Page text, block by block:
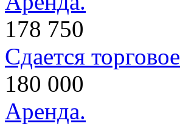
178 750
Сдается
180 000
Аренда.